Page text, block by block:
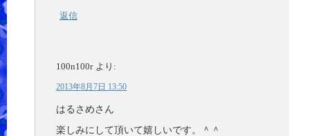
返信
100n100r より:
2013年8月7日 13:50
はるさめさん
楽しみにして頂いて嬉しいです。＾＾